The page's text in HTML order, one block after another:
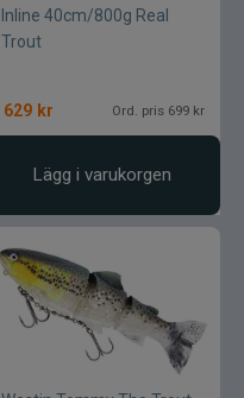
Inline 40cm/800g Real
Trout
629 kr Ord. pris 699 kr
Lägg i varukorgen